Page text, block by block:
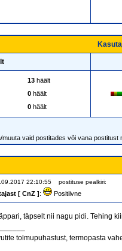
13 häält
0 häält
0 häält
vaid postitades või vana postitust
22:10:55 postituse pealkiri:
[ CnZ ]: Positiivne
täpselt nii nagu pidi. Tehing
tolmupuhastust, termopasta